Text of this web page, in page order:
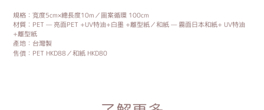
規格：寬度5cm×總長度10m／圖案循環 100cm
材質︰PET — 亮面PET +UV特油+白墨 +離型紙／和紙 — 霧面日本和紙+ UV特油
+離型紙
產地：台灣製
售價： PET HKD88／和紙 HKD80